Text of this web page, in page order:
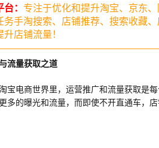
： 专注于优化和提升淘宝、京东
务手淘搜索、店铺推荐、搜索收藏
店铺流量！
流量获取之道
宝电商世界里，运营推广和流量获取是
多的曝光和流量，而即使不开直通车，